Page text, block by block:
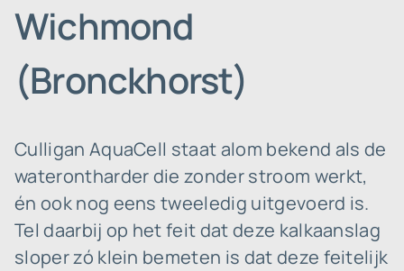
Wichmond
(Bronckhorst)
Culligan AquaCell staat alom bekend als de
waterontharder die zonder stroom werkt,
én ook nog eens tweeledig uitgevoerd is.
Tel daarbij op het feit dat deze kalkaanslag
sloper zó klein bemeten is dat deze feitelijk